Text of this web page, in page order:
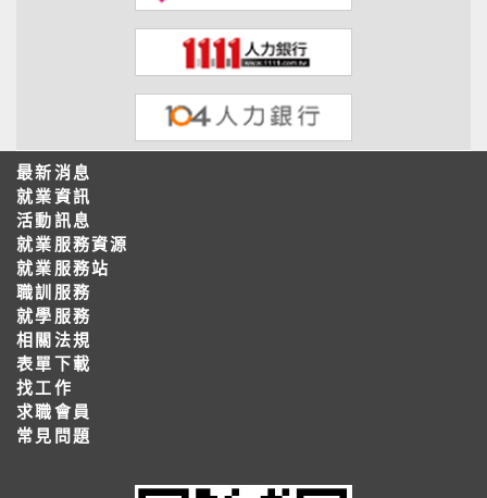
最新消息
就業資訊
活動訊息
就業服務資源
就業服務站
職訓服務
就學服務
相關法規
表單下載
找工作
求職會員
常見問題